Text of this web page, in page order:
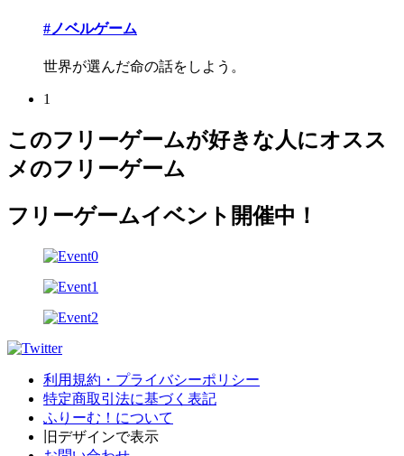
#ノベルゲーム
世界が選んだ命の話をしよう。
1
このフリーゲームが好きな人にオスス
メのフリーゲーム
フリーゲームイベント開催中！
利用規約・プライバシーポリシー
特定商取引法に基づく表記
ふりーむ！について
旧デザインで表示